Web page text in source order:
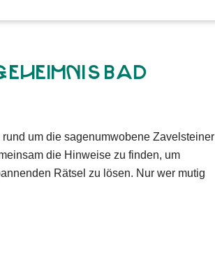
Bad
um die sagenumwobene Zavelsteiner
die Hinweise zu finden, um
Rätsel zu lösen. Nur wer mutig